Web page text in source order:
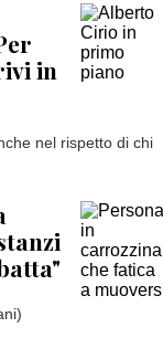
in
nel rispetto di chi